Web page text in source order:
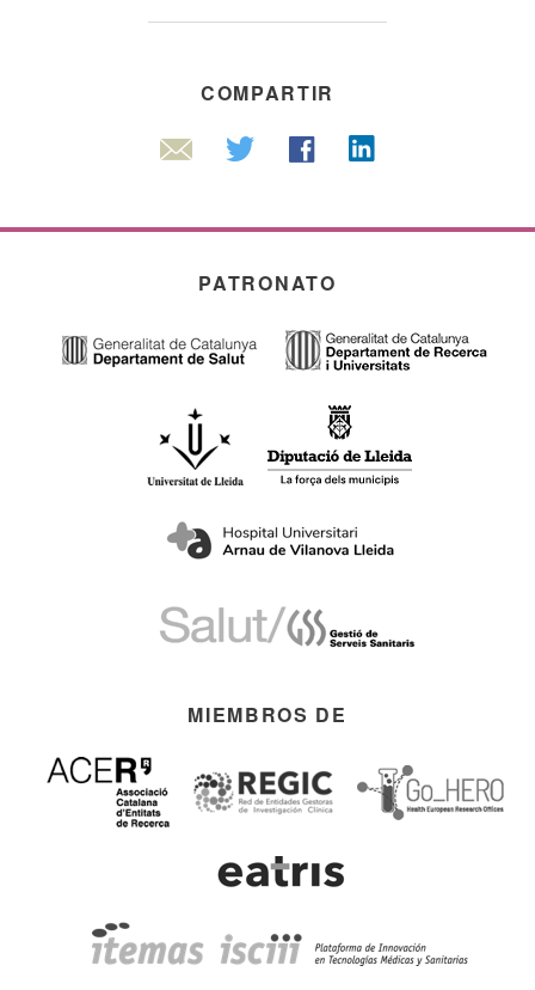
COMPARTIR
Email Twitter FacebookLinkedin
PATRONATO
MIEMBROS DE